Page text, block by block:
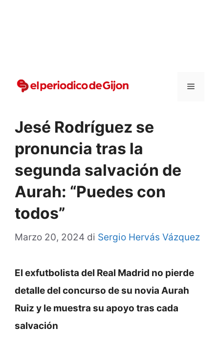
Menu
Jesé Rodríguez se
pronuncia tras la
segunda salvación de
Aurah: “Puedes con
todos”
Marzo 20, 2024 di Sergio Hervás Vázquez
El exfutbolista del Real Madrid no pierde
detalle del concurso de su novia Aurah
Ruiz y le muestra su apoyo tras cada
salvación